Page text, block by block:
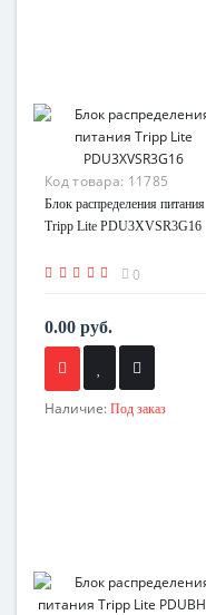
Код товара: 11785
Блок распределения питания
Tripp Lite PDU3XVSR3G16
0
0.00 руб.
Наличие: Под заказ